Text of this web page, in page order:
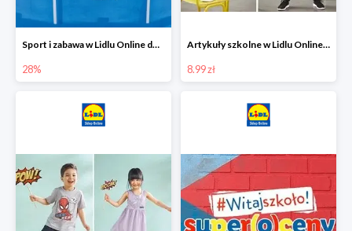
Sport i zabawa w Lidlu Online do -28%
28%
Artykuły szkolne w Lidlu Online od 8,99 zł
8.99 zł